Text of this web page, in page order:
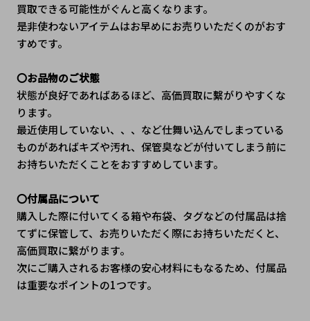
買取できる可能性がぐんと高くなります。
是非使わないアイテムはお早めにお売りいただくのがおす
すめです。
〇お品物のご状態
状態が良好であればあるほど、高価買取に繫がりやすくな
ります。
最近使用していない、、、など仕舞い込んでしまっている
ものがあればキズや汚れ、保管臭などが付いてしまう前に
お持ちいただくことをおすすめしています。
〇付属品について
購入した際に付いてくる箱や布袋、タグなどの付属品は捨
てずに保管して、お売りいただく際にお持ちいただくと、
高価買取に繋がります。
次にご購入されるお客様の安心材料にもなるため、付属品
は重要なポイントの1つです。